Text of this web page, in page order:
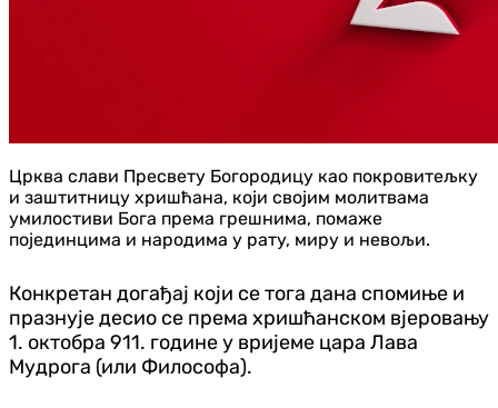
Црква слави Пресвету Богородицу као покровитељку
и заштитницу хришћана, који својим молитвама
умилостиви Бога према грешнима, помаже
појединцима и народима у рату, миру и невољи.
Конкретан догађај који се тога дана спомиње и
празнује десио се према хришћанском вјеровању
1. октобра 911. године у вријеме цара Лава
Мудрога (или Философа).